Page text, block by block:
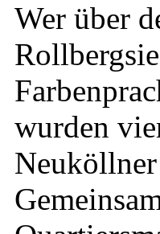
Wer über
wurden